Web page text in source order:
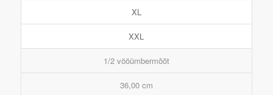
XL
XXL
1/2 vööümbermõõt
36,00 cm